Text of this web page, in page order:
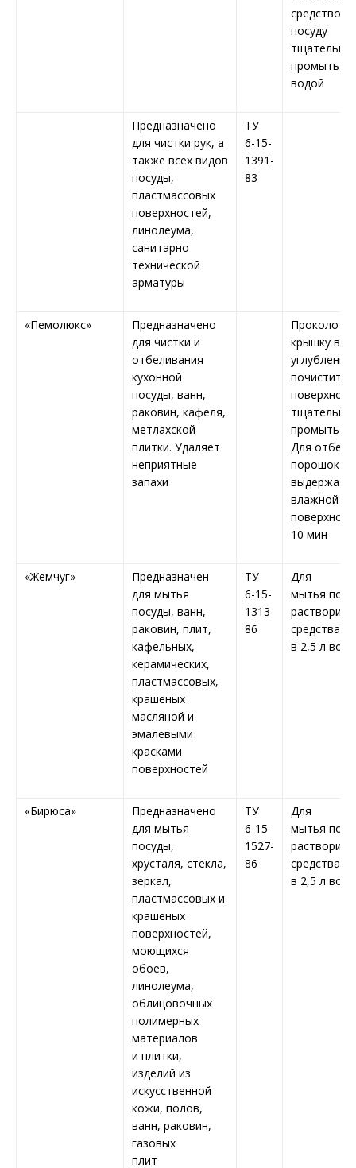
средством
посуду
тщательно
промыть
водой
Предназначено
для чистки рук, а
также всех видов
посуды,
пластмассовых
поверхностей,
линолеума,
санитарно
технической
арматуры
ТУ
6-15-
1391-
83
«Пемолюкс»
Предназначено
для чистки и
отбеливания
кухонной
посуды, ванн,
раковин, кафеля,
метлахской
плитки. Удаляет
неприятные
запахи
Проколоть
крышку в
углублений,
почистить
тщательно
промыть
Для
порошок
выдержать
влажной
10 мин
«Жемчуг»
Предназначен
для мытья
посуды, ванн,
раковин, плит,
кафельных,
керамических,
пластмассовых,
крашеных
масляной и
эмалевыми
красками
поверхностей
ТУ
6-15-
1313-
86
Для
мытья
средства
в 2,5 л воды
«Бирюса»
Предназначено
для мытья
посуды,
хрусталя, стекла,
зеркал,
пластмассовых и
крашеных
поверхностей,
моющихся
обоев,
линолеума,
облицовочных
полимерных
материалов
и плитки,
изделий из
искусственной
кожи, полов,
ванн, раковин,
газовых
плит
ТУ
6-15-
1527-
86
Для
мытья
средства
в 2,5 л воды